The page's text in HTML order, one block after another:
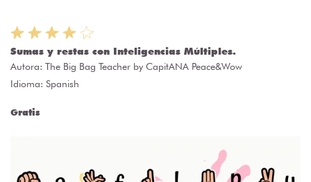
Sumas y restas con Inteligencias Múltiples.
Autora: The Big Bag Teacher by CapitANA Peace&Wow
Idioma: Spanish
Gratis